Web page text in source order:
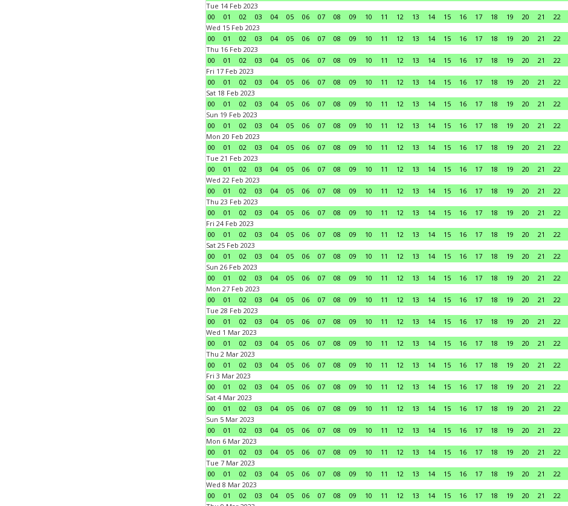
Tue 14 Feb 2023
00
01 02 03 04 05 06 07 08 09 10 11 12 13 14 15 16 17 18 19 20 21 22
Wed 15 Feb 2023
00
01 02 03 04 05 06 07 08 09 10 11 12 13 14 15 16 17 18 19 20 21 22
Thu 16 Feb 2023
00
01 02 03 04 05 06 07 08 09 10 11 12 13 14 15 16 17 18 19 20 21 22
Fri 17 Feb 2023
00
01 02 03 04 05 06 07 08 09 10 11 12 13 14 15 16 17 18 19 20 21 22
Sat 18 Feb 2023
00
01 02 03 04 05 06 07 08 09 10 11 12 13 14 15 16 17 18 19 20 21 22
Sun 19 Feb 2023
00
01 02 03 04 05 06 07 08 09 10 11 12 13 14 15 16 17 18 19 20 21 22
Mon 20 Feb 2023
00
01 02 03 04 05 06 07 08 09 10 11 12 13 14 15 16 17 18 19 20 21 22
Tue 21 Feb 2023
00
01 02 03 04 05 06 07 08 09 10 11 12 13 14 15 16 17 18 19 20 21 22
Wed 22 Feb 2023
00
01 02 03 04 05 06 07 08 09 10 11 12 13 14 15 16 17 18 19 20 21 22
Thu 23 Feb 2023
00
01 02 03 04 05 06 07 08 09 10 11 12 13 14 15 16 17 18 19 20 21 22
Fri 24 Feb 2023
00
01 02 03 04 05 06 07 08 09 10 11 12 13 14 15 16 17 18 19 20 21 22
Sat 25 Feb 2023
00
01 02 03 04 05 06 07 08 09 10 11 12 13 14 15 16 17 18 19 20 21 22
Sun 26 Feb 2023
00
01 02 03 04 05 06 07 08 09 10 11 12 13 14 15 16 17 18 19 20 21 22
Mon 27 Feb 2023
00
01 02 03 04 05 06 07 08 09 10 11 12 13 14 15 16 17 18 19 20 21 22
Tue 28 Feb 2023
00
01 02 03 04 05 06 07 08 09 10 11 12 13 14 15 16 17 18 19 20 21 22
Wed 1 Mar 2023
00
01 02 03 04 05 06 07 08 09 10 11 12 13 14 15 16 17 18 19 20 21 22
Thu 2 Mar 2023
00
01 02 03 04 05 06 07 08 09 10 11 12 13 14 15 16 17 18 19 20 21 22
Fri 3 Mar 2023
00
01 02 03 04 05 06 07 08 09 10 11 12 13 14 15 16 17 18 19 20 21 22
Sat 4 Mar 2023
00
01 02 03 04 05 06 07 08 09 10 11 12 13 14 15 16 17 18 19 20 21 22
Sun 5 Mar 2023
00
01 02 03 04 05 06 07 08 09 10 11 12 13 14 15 16 17 18 19 20 21 22
Mon 6 Mar 2023
00
01 02 03 04 05 06 07 08 09 10 11 12 13 14 15 16 17 18 19 20 21 22
Tue 7 Mar 2023
00
01 02 03 04 05 06 07 08 09 10 11 12 13 14 15 16 17 18 19 20 21 22
Wed 8 Mar 2023
00
01 02 03 04 05 06 07 08 09 10 11 12 13 14 15 16 17 18 19 20 21 22